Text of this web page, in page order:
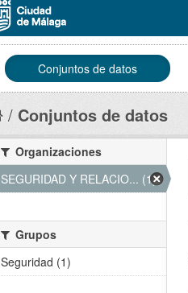
Conjuntos de datos
Conjuntos de datos
Organizaciones
SEGURIDAD Y RELACIO... (1)
Grupos
Seguridad (1)